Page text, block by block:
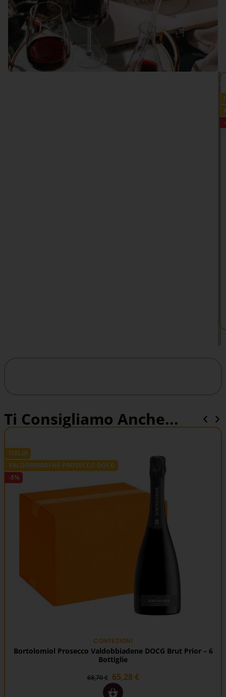
Ti Consigliamo Anche...
ITALIA
VALDOBBIADENE PROSECCO DOCG
-5%
CONFEZIONI
Bortolomiol Prosecco Valdobbiadene DOCG Brut Prior – 6
Bottiglie
68,70€ 65,28€